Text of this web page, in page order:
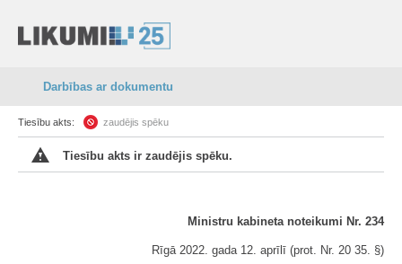
Darbības ar dokumentu
Tiesību akts: zaudējis spēku
Tiesību akts ir zaudējis spēku.
Ministru kabineta noteikumi Nr. 234
Rīgā 2022. gada 12. aprīlī (prot. Nr. 20 35. §)